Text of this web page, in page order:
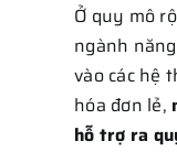
Ở quy mô
ngành
vào các hệ
hóa đơn lẻ,
hỗ trợ ra